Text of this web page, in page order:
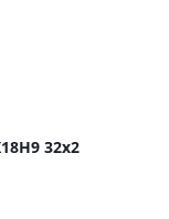
32х2